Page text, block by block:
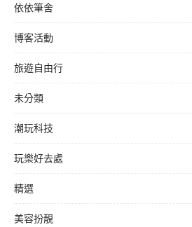
依依筆舍
博客活動
旅遊自由行
未分類
潮玩科技
玩樂好去處
精選
美容扮靚